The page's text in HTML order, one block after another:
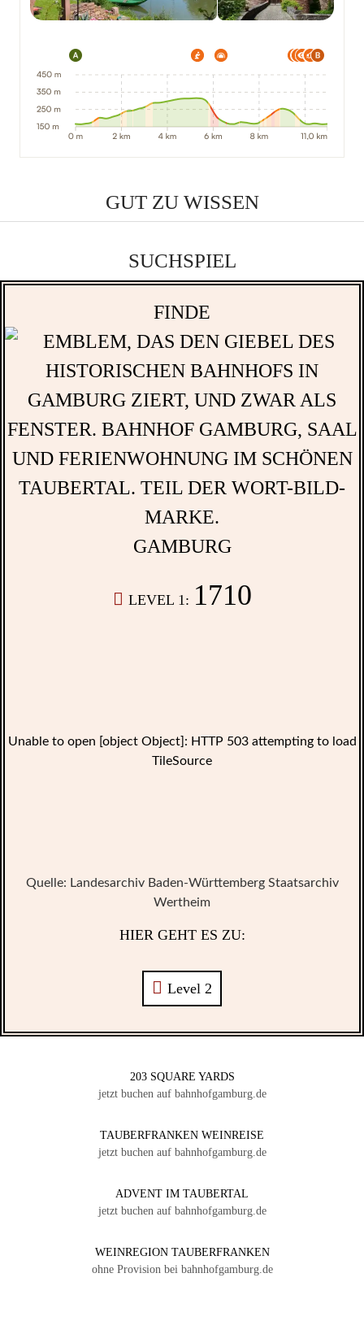
GUT ZU WISSEN
SUCHSPIEL
FINDE
GAMBURG
LEVEL 1: 1710
Unable to open [object Object]: HTTP 503 attempting to load
TileSource
Quelle: Landesarchiv Baden-Württemberg Staatsarchiv
Wertheim
HIER GEHT ES ZU:
Level 2
203 SQUARE YARDS
jetzt buchen auf bahnhofgamburg.de
TAUBERFRANKEN WEINREISE
jetzt buchen auf bahnhofgamburg.de
ADVENT IM TAUBERTAL
jetzt buchen auf bahnhofgamburg.de
WEINREGION TAUBERFRANKEN
ohne Provision bei bahnhofgamburg.de